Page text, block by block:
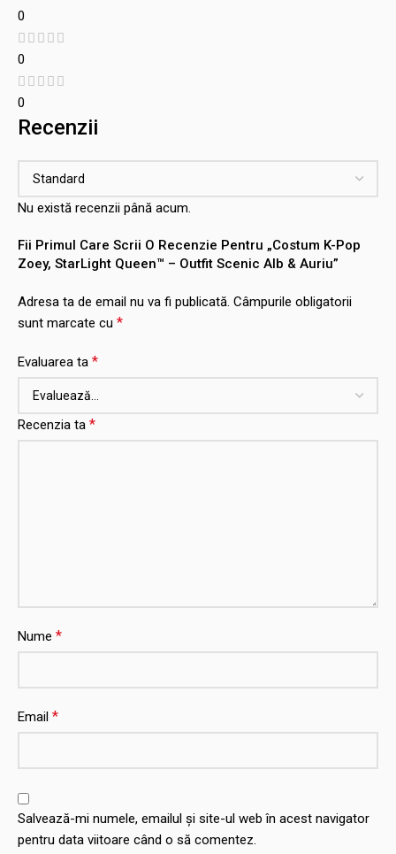
0
0
0
Recenzii
Nu există recenzii până acum.
Fii Primul Care Scrii O Recenzie Pentru „Costum K-Pop
Zoey, StarLight Queen™ – Outfit Scenic Alb & Auriu”
Adresa ta de email nu va fi publicată. Câmpurile obligatorii
sunt marcate cu *
Evaluarea ta *
Recenzia ta *
Nume *
Email *
Salvează-mi numele, emailul și site-ul web în acest navigator
pentru data viitoare când o să comentez.